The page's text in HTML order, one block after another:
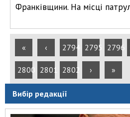
Франківщини. На місці
« ‹ 2794 2795 2796
2800 2801 2802 › »
Вибір редакції